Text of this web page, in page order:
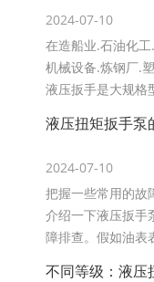
2024-07-10
在造船业.石油化
机械设备.炼钢厂.
液压扳手是大规格
液压扭矩扳手泵
2024-07-10
把握一些常用的故
介绍一下液压扳手泵的故障
障排查。假如油表
不同等级：​​​​​​​液压